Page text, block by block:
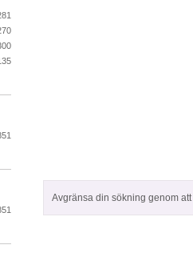
Avgränsa din sökning genom